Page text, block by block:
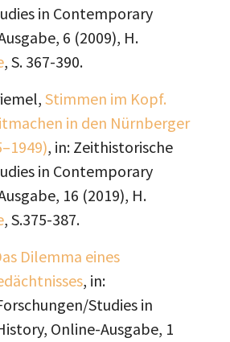
in Contemporary
6 (2009), H.
, S. 367-390.
Stimmen im Kopf.
in den Nürnberger
, in: Zeithistorische
in Contemporary
16 (2019), H.
, S.375-387.
Dilemma eines
, in:
Studies in
Online-Ausgabe, 1